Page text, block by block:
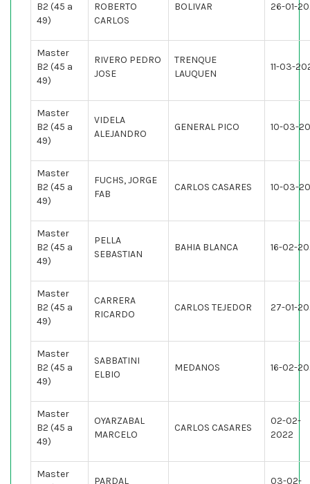
B2 (45 a
49)
ROBERTO
CARLOS
BOLIVAR 26-01-
Master
B2 (45 a
49)
RIVERO PEDRO
JOSE
TRENQUE
LAUQUEN
11-03-
Master
B2 (45 a
49)
VIDELA
ALEJANDRO
GENERAL PICO 10-03-
Master
B2 (45 a
49)
FUCHS, JORGE
FAB
CARLOS CASARES 10-03-
Master
B2 (45 a
49)
PELLA
SEBASTIAN
BAHIA BLANCA 16-02-
Master
B2 (45 a
49)
CARRERA
RICARDO
CARLOS TEJEDOR 27-01-
Master
B2 (45 a
49)
SABBATINI
ELBIO
MEDANOS 16-02-
Master
B2 (45 a
49)
OYARZABAL
MARCELO
CARLOS CASARES
02-02-
2022
Master
PARDAL 03-02-